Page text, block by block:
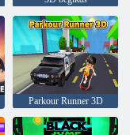
Parkour Runner 3D